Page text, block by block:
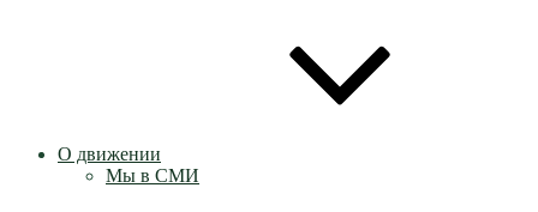
О движении
Мы в СМИ